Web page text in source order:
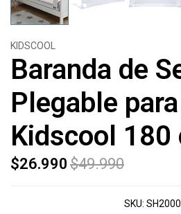
KIDSCOOL
Baranda de
Plegable
Kidscool 180
$26.990 $49.990
SKU: